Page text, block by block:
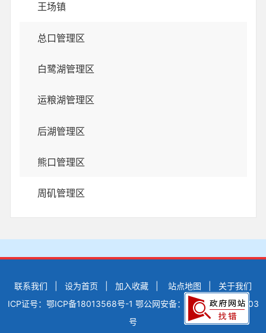
王场镇
总口管理区
白鹭湖管理区
运粮湖管理区
后湖管理区
熊口管理区
周矶管理区
联系我们 设为首页 加入收藏 站点地图
关于我们
ICP证号：鄂ICP备18013568号-1 鄂公网安备：42900502000503
号